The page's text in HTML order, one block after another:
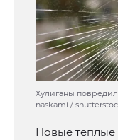
Хулиганы
naskami /
Новые